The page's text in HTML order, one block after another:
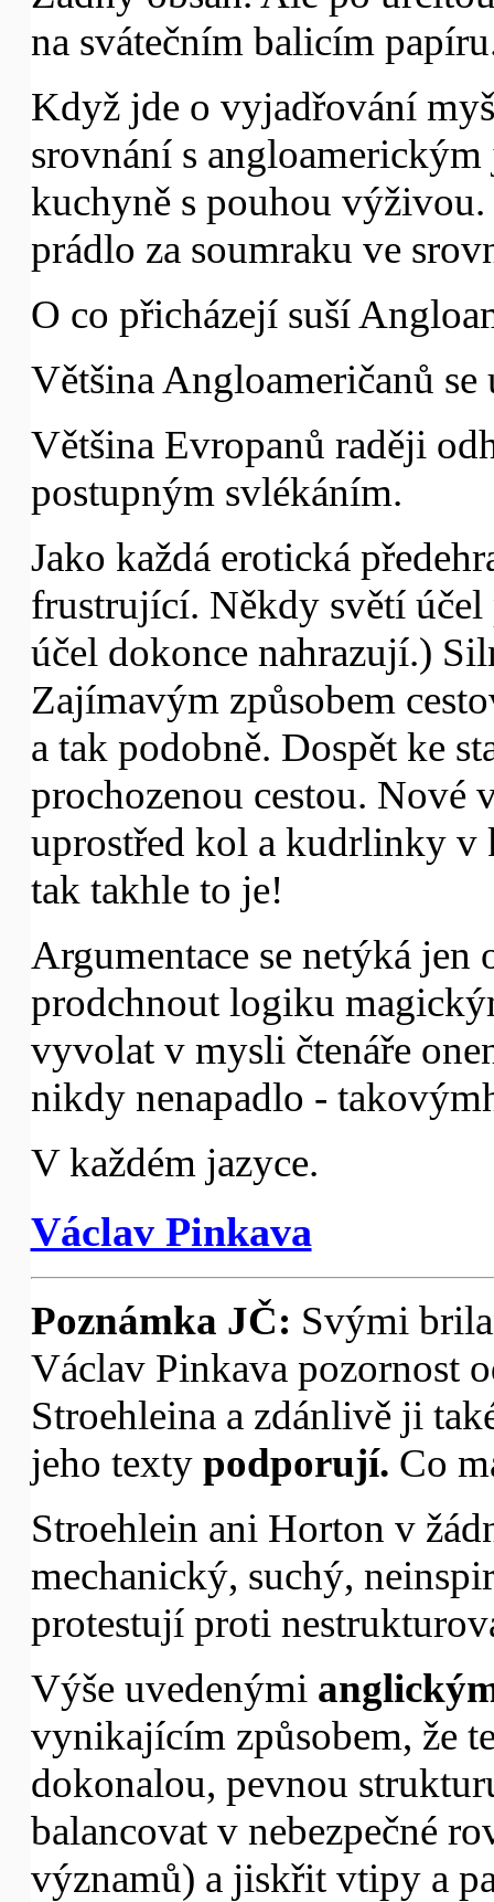
na svátečním balicím
Když jde o vyjadřování
srovnání s
kuchyně s pouhou
prádlo za soumraku ve
O co přicházejí suší
Většina Angloameričanů
Většina Evropanů raději
postupným svlékáním.
Jako každá erotická
frustrující. Někdy světí
účel dokonce nahrazují.)
Zajímavým způsobem
a tak podobně. Dospět ke
prochozenou cestou.
uprostřed kol a kudrlinky v
tak takhle to je!
Argumentace se netýká jen
prodchnout logiku
vyvolat v mysli čtenáře
nikdy nenapadlo -
V každém jazyce.
Václav Pinkava
Poznámka JČ: Svými
Václav Pinkava pozornost
Stroehleina a zdánlivě ji
jeho texty podporují. Co
Stroehlein ani Horton v
mechanický, suchý,
protestují proti
Výše uvedenými
vynikajícím způsobem, že
dokonalou, pevnou
balancovat v nebezpečné
významů) a jiskřit vtipy a